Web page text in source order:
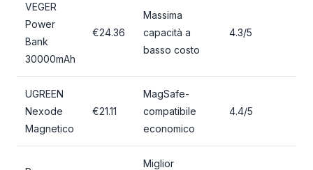
VEGER
Power
Bank
30000mAh
€24.36
Massima
capacità a
basso costo
4.3/5
UGREEN
Nexode
Magnetico
€21.11
MagSafe-
compatibile
economico
4.4/5
Miglior